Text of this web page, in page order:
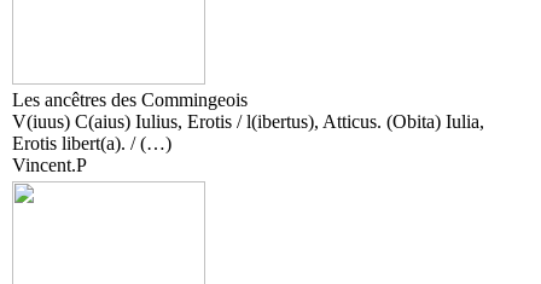
Les ancêtres des Commingeois
V(iuus) C(aius) Iulius, Erotis / l(ibertus), Atticus. (Obita) Iulia,
Erotis libert(a). / (…)
Vincent.P